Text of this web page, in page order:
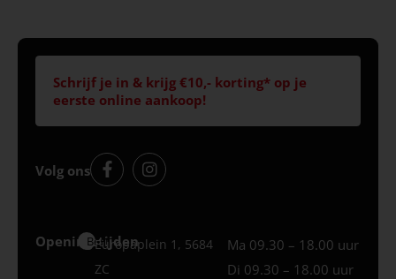
Schrijf je in & krijg €10,- korting* op je
eerste online aankoop!
Volg ons
Openingstijden
Best
Europaplein 1, 5684
ZC
Ma 09.30 – 18.00 uur
Di 09.30 – 18.00 uur